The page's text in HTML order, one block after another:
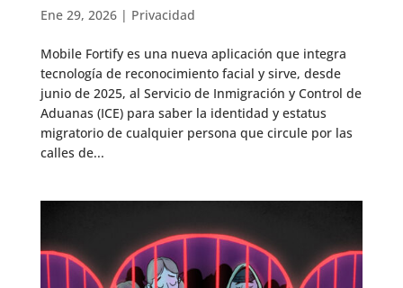
Ene 29, 2026| Privacidad
Mobile Fortify es una nueva aplicación que integra
tecnología de reconocimiento facial y sirve, desde
junio de 2025, al Servicio de Inmigración y Control de
Aduanas (ICE) para saber la identidad y estatus
migratorio de cualquier persona que circule por las
calles de...